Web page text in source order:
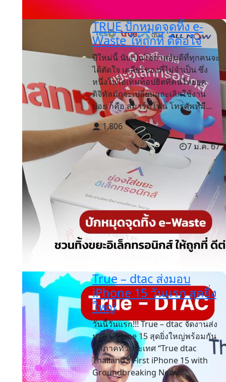
TRUE ปักหมุดจุดทิ้ง e-
Waste ให้ถูกที่ ดีต่อใจ
ปีใหม่นี้ นับเป็นโอกาสอันดีที่ทุกคนจะ
ได้ตัดใจ เคลียร์ของที่ไม่จำเป็น ซึ่ง
หนึ่งในไอเท็มท็อปฮิตที่คนไทยยุค
ดิจิทัลมักจะเปลี่ยนและเลิกใช้งาน
บ่อย ก็คือ สมาร์ทโฟน โทรศัพท์มื...
1,806
7 ม.ค. 67
True – dtac ส่งมอบ
iPhone 15 วันแรก สุดยิ่ง
ใหญ่
วันนี้วันแรก!!! True – dtac จัดงานส่ง
มอบ iPhone 15 สุดยิ่งใหญ่พร้อมกัน
ทุกภาคทั่วประเทศ “True dtac
Thailand’s First iPhone 15 with
Groundbreaking Netw...